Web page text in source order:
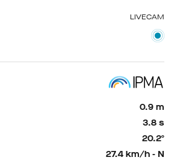
LIVECAM
0.9 m
3.8 s
20.2º
27.4 km/h - N